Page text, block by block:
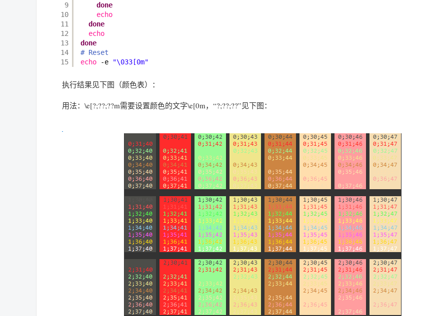
9
10
11
12
13
14
15
done
echo
done
echo
done
# Reset
echo
-e "\033[0m"
执行结果见下图（颜色表）：
用法：\e[?;??;??m需要设置颜色的文字\e[0m，“?;??;??”见下图：